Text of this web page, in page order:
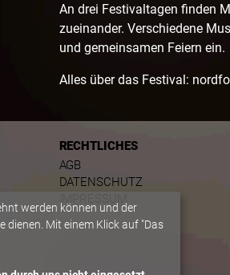
An drei Festivaltagen finden
zueinander. Verschiedene
und gemeinsamen Feiern ein.
Alles über das Festival:
RECHTLICHES
AGB
DATENSCHUTZ
werden können und der
Mit einem Klick auf "Das